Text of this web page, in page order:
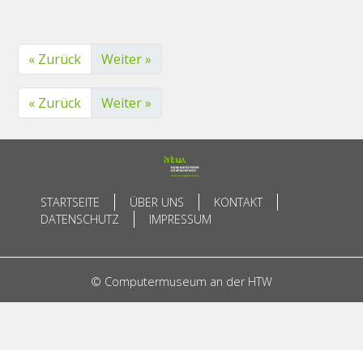
« Zurück Weiter »
« Zurück Weiter »
STARTSEITE ÜBER UNS
KONTAKT
DATENSCHUTZ
IMPRESSUM
© Computermuseum an der HTW